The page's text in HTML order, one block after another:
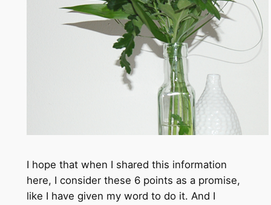
I hope that when I shared this information
here, I consider these 6 points as a promise,
like I have given my word to do it. And I